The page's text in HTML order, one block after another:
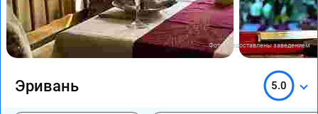
Фото предоставлены заведением
Эривань 5.0